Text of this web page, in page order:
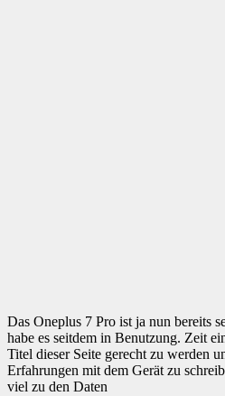
Das Oneplus 7 Pro ist ja nun bereits
habe es seitdem in Benutzung. Zeit
Titel dieser Seite gerecht zu werden
Erfahrungen mit dem Gerät zu
viel zu den Daten